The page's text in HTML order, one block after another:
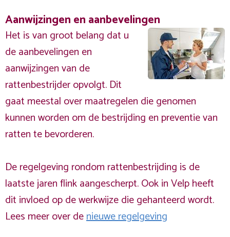
Aanwijzingen en aanbevelingen
Het is van groot belang dat u
de aanbevelingen en
aanwijzingen van de
rattenbestrijder opvolgt. Dit
gaat meestal over maatregelen die genomen
kunnen worden om de bestrijding en preventie van
ratten te bevorderen.
De regelgeving rondom rattenbestrijding is de
laatste jaren flink aangescherpt. Ook in Velp heeft
dit invloed op de werkwijze die gehanteerd wordt.
Lees meer over denieuwe regelgeving